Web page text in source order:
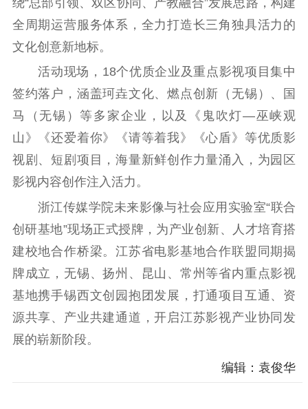
新时代公民素养
提升资源库
新闻出版
作品著作权
服务管理平台
管理平台
服务管理
文化产业
统计分析
数字出版
审读服务
新闻发布工作备
案管理系统
电影
服务
理论宣讲
共建共享平台
政工继续教育学
习平台
责任编辑注册
全周期运营服务体系，全力打造长三角独具活力的
文化创意新地标。
活动现场，18个优质企业及重点影视项目集中
签约落户，涵盖珂垚文化、燃点创新（无锡）、国
马（无锡）等多家企业，以及《鬼吹灯—巫峡观
山》《还爱着你》《请等着我》《心盾》等优质影
视剧、短剧项目，海量新鲜创作力量涌入，为园区
影视内容创作注入活力。
浙江传媒学院未来影像与社会应用实验室“联合
创研基地”现场正式授牌，为产业创新、人才培育搭
建校地合作桥梁。江苏省电影基地合作联盟同期揭
牌成立，无锡、扬州、昆山、常州等省内重点影视
基地携手锡西文创园抱团发展，打通项目互通、资
源共享、产业共建通道，开启江苏影视产业协同发
展的崭新阶段。
编辑：袁俊华